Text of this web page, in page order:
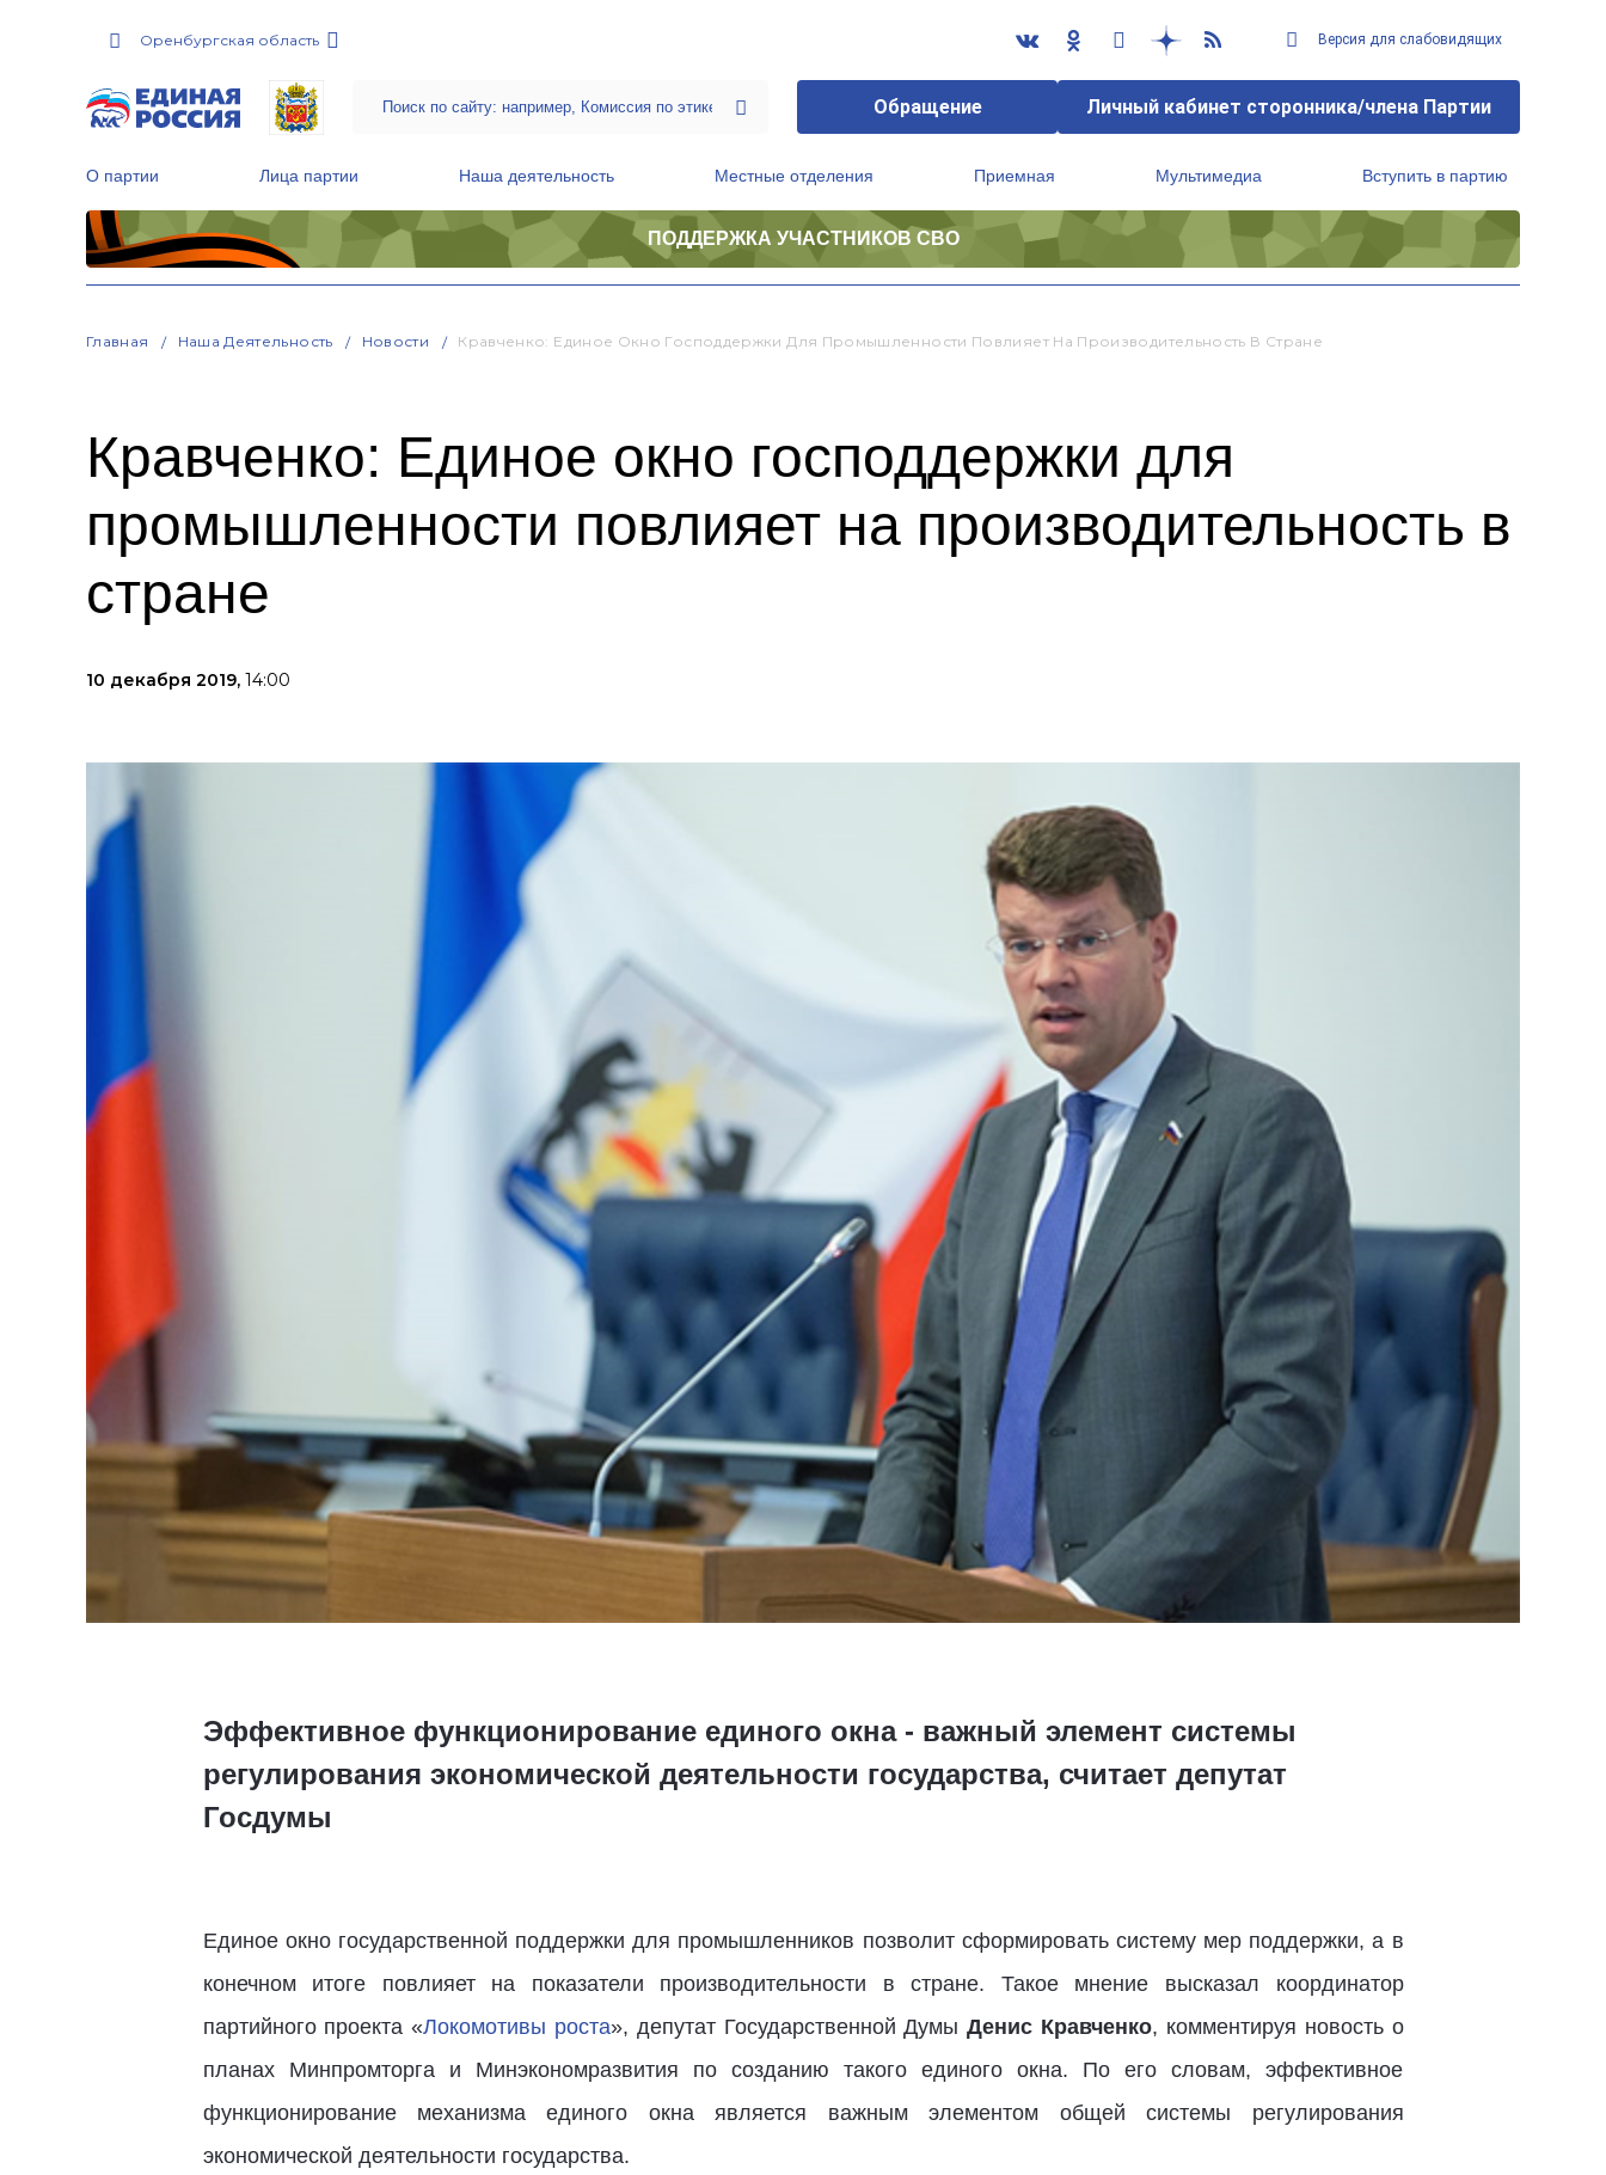
Оренбургская область Версия для слабовидящих
Обращение Личный кабинет сторонника/члена Партии
О партии Лица партии Наша деятельность Местные отделения Приемная Мультимедиа Вступить в партию
ПОДДЕРЖКА УЧАСТНИКОВ СВО
Главная Наша Деятельность Новости Кравченко: Единое Окно Господдержки Для Промышленности Повлияет На Производительность В Стране
Кравченко: Единое окно господдержки для
промышленности повлияет на производительность в
стране
10 декабря 2019, 14:00
Эффективное функционирование единого окна - важный элемент системы
регулирования экономической деятельности государства, считает депутат
Госдумы
Единое окно государственной поддержки для промышленников позволит сформировать систему мер поддержки, а в
конечном итоге повлияет на показатели производительности в стране. Такое мнение высказал координатор
партийного проекта «Локомотивы роста», депутат Государственной ДумыДенис Кравченко, комментируя новость о
планах Минпромторга и Минэкономразвития по созданию такого единого окна. По его словам, эффективное
функционирование механизма единого окна является важным элементом общей системы регулирования
экономической деятельности государства.